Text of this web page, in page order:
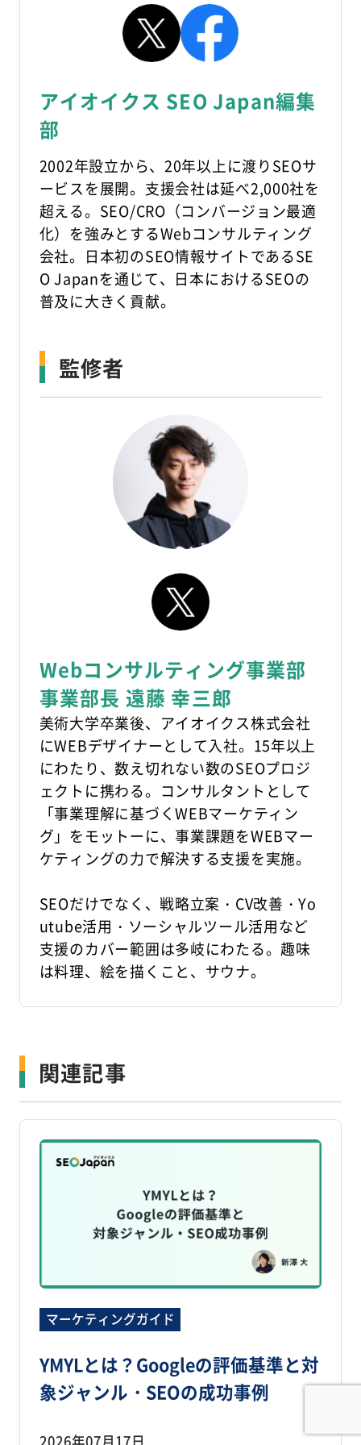
アイオイクス SEO Japan編集
部
2002年設立から、20年以上に渡りSEOサ
ービスを展開。支援会社は延べ2,000社を
超える。SEO/CRO（コンバージョン最適
化）を強みとするWebコンサルティング
会社。日本初のSEO情報サイトであるSE
O Japanを通じて、日本におけるSEOの
普及に大きく貢献。
監修者
Webコンサルティング事業部
事業部長 遠藤 幸三郎
美術大学卒業後、アイオイクス株式会社
にWEBデザイナーとして入社。15年以上
にわたり、数え切れない数のSEOプロジ
ェクトに携わる。コンサルタントとして
「事業理解に基づくWEBマーケティン
グ」をモットーに、事業課題をWEBマー
ケティングの力で解決する支援を実施。
SEOだけでなく、戦略立案・CV改善・Yo
utube活用・ソーシャルツール活用など
支援のカバー範囲は多岐にわたる。趣味
は料理、絵を描くこと、サウナ。
関連記事
マーケティングガイド
YMYLとは？Googleの評価基準と対
象ジャンル・SEOの成功事例
2026年07月17日